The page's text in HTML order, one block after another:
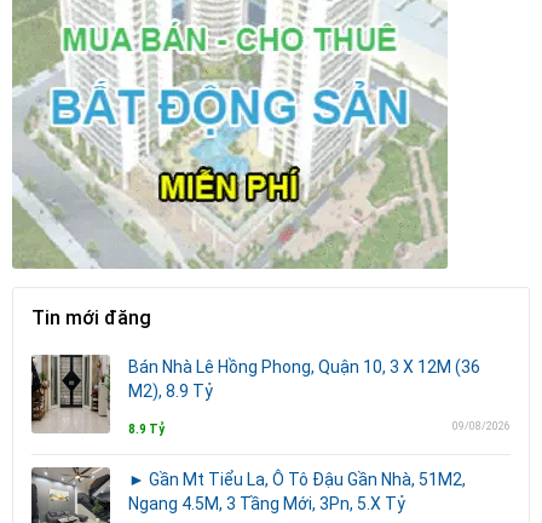
Tin mới đăng
Bán Nhà Lê Hồng Phong, Quận 10, 3 X 12M (36
M2), 8.9 Tỷ
8.9 Tỷ 09/08/2026
► Gần Mt Tiểu La, Ô Tô Đậu Gần Nhà, 51M2,
Ngang 4.5M, 3 Tầng Mới, 3Pn, 5.X Tỷ